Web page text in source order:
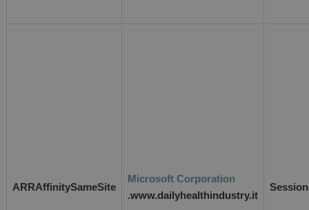
ARRAffinitySameSite
Microsoft Corporation
.www.dailyhealthindustry.it